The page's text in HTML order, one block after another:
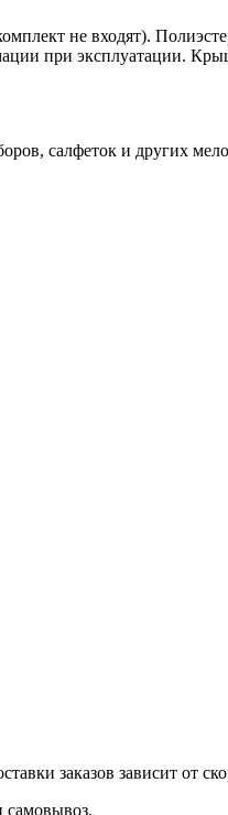
не входят).
при эксплуатации.
салфеток и других
заказов зависит от
самовывоз.